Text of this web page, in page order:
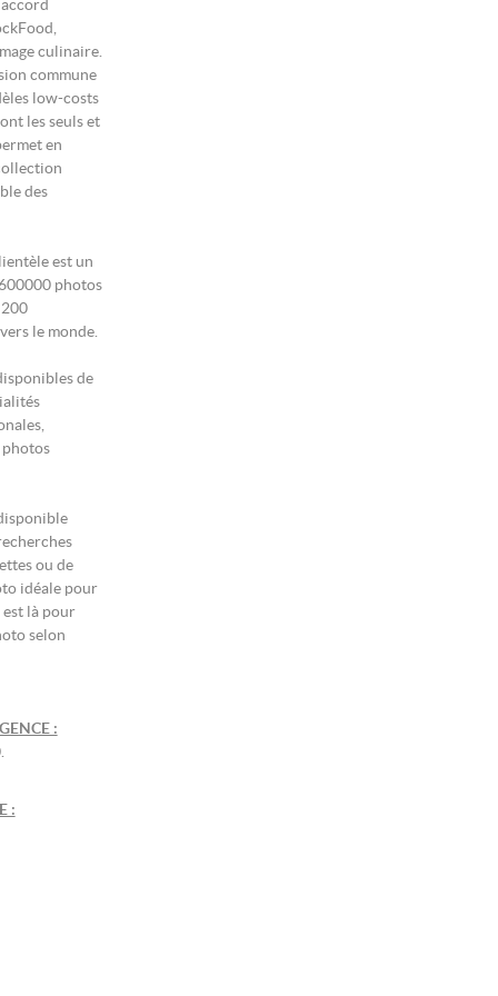
culinaire.
commune
low-costs
les seuls et
en
des
est un
photos
le monde.
de
photos
ou de
idéale pour
là pour
selon
:
: